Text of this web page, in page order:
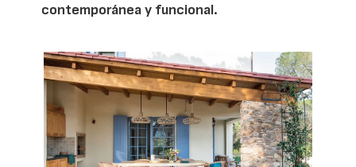
contemporánea y funcional.